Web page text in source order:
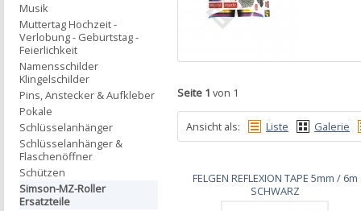
Seite 1 von 1
Ansicht als: Liste Galerie
FELGEN REFLEXION TAPE 5mm / 6m
SCHWARZ
Musik
Muttertag Hochzeit -
Verlobung - Geburtstag -
Feierlichkeit
Namensschilder
Klingelschilder
Pins, Anstecker & Aufkleber
Pokale
Schlüsselanhänger
Schlüsselanhänger &
Flaschenöffner
Schützen
Simson-MZ-Roller
Ersatzteile